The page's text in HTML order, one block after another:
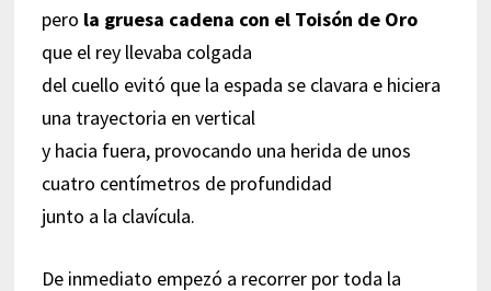
pero la gruesa cadena con el Toisón de Oro
que el rey llevaba colgada
del cuello evitó que la espada se clavara e hiciera
una trayectoria en vertical
y hacia fuera, provocando una herida de unos
cuatro centímetros de profundidad
junto a la clavícula.
De inmediato empezó a recorrer por toda la